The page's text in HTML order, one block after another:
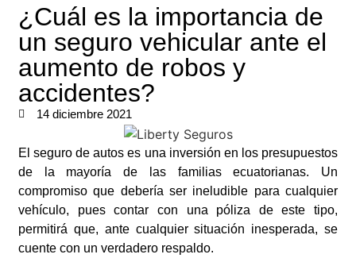
¿Cuál es la importancia de
un seguro vehicular ante el
aumento de robos y
accidentes?
14 diciembre 2021
El seguro de autos es una inversión en los presupuestos
de la mayoría de las familias ecuatorianas. Un
compromiso que debería ser ineludible para cualquier
vehículo, pues contar con una póliza de este tipo,
permitirá que, ante cualquier situación inesperada, se
cuente con un verdadero respaldo.